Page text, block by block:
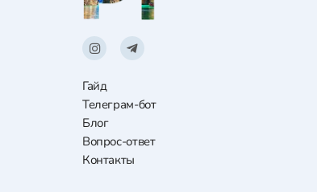
Гайд
Телеграм-бот
Блог
Вопрос-ответ
Контакты